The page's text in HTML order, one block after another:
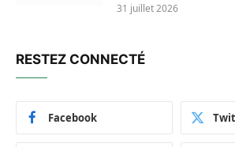
31 juillet 2026
RESTEZ CONNECTÉ
Facebook